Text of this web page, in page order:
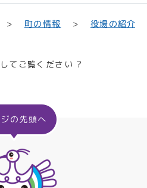
町の情報 役場の紹介
てご覧ください ?